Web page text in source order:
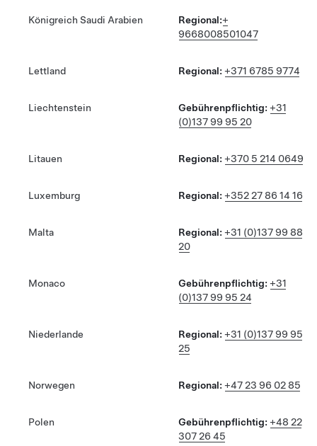
Königreich Saudi Arabien Regional:+
9668008501047
Lettland Regional: +371 6785 9774
Liechtenstein Gebührenpflichtig: +31
(0)137 99 95 20
Litauen Regional: +370 5 214 0649
Luxemburg Regional: +352 27 86 14 16
Malta Regional: +31 (0)137 99 88
20
Monaco Gebührenpflichtig: +31
(0)137 99 95 24
Niederlande Regional: +31 (0)137 99 95
25
Norwegen Regional: +47 23 96 02 85
Polen Gebührenpflichtig: +48 22
307 26 45